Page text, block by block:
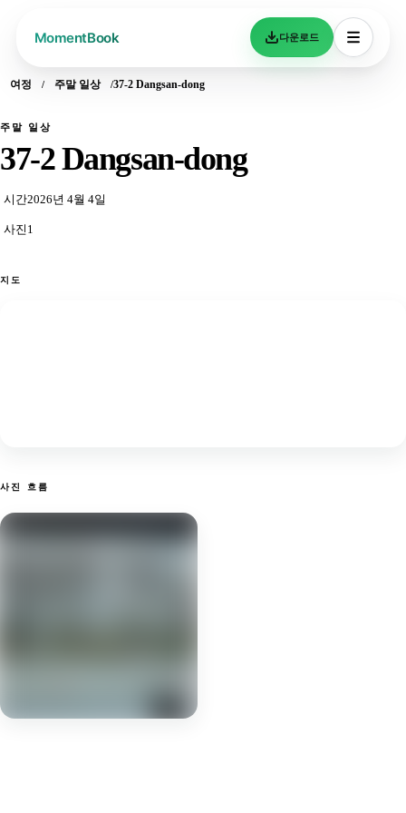
다운로드
여정 주말 일상 37-2 Dangsan-dong
주말 일상
37-2 Dangsan-dong
시간2026년 4월 4일
사진 1
지도
사진 흐름